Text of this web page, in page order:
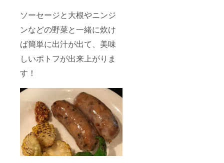
ソーセージと大根やニンジ
ンなどの野菜と一緒に炊け
ば簡単に出汁が出て、美味
しいポトフが出来上がりま
す！